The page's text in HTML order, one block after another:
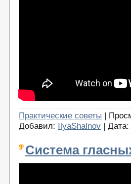
Практические советы |
Добавил: IlyaShalnov | Дата:
Система